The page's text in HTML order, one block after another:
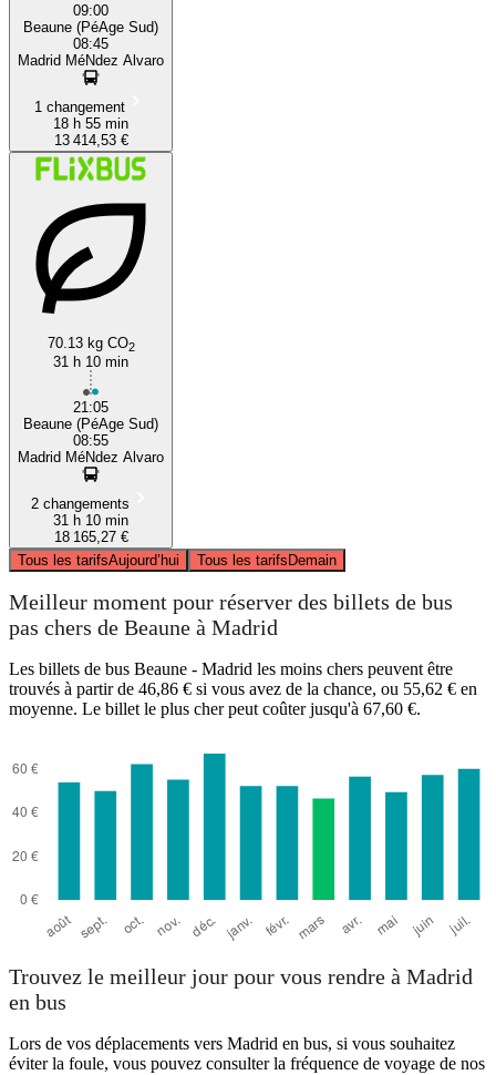
09:00
Beaune (PéAge Sud)
08:45
Madrid MéNdez Alvaro
1 changement
18 h 55 min
13 414,53 €
70.13 kg CO2
31 h 10 min
21:05
Beaune (PéAge Sud)
08:55
Madrid MéNdez Alvaro
2 changements
31 h 10 min
18 165,27 €
Tous les tarifsAujourd’hui Tous les tarifsDemain
Meilleur moment pour réserver des billets de bus
pas chers de Beaune à Madrid
Les billets de bus Beaune - Madrid les moins chers peuvent être
trouvés à partir de 46,86 € si vous avez de la chance, ou 55,62 € en
moyenne. Le billet le plus cher peut coûter jusqu'à 67,60 €.
Trouvez le meilleur jour pour vous rendre à Madrid
en bus
Lors de vos déplacements vers Madrid en bus, si vous souhaitez
éviter la foule, vous pouvez consulter la fréquence de voyage de nos